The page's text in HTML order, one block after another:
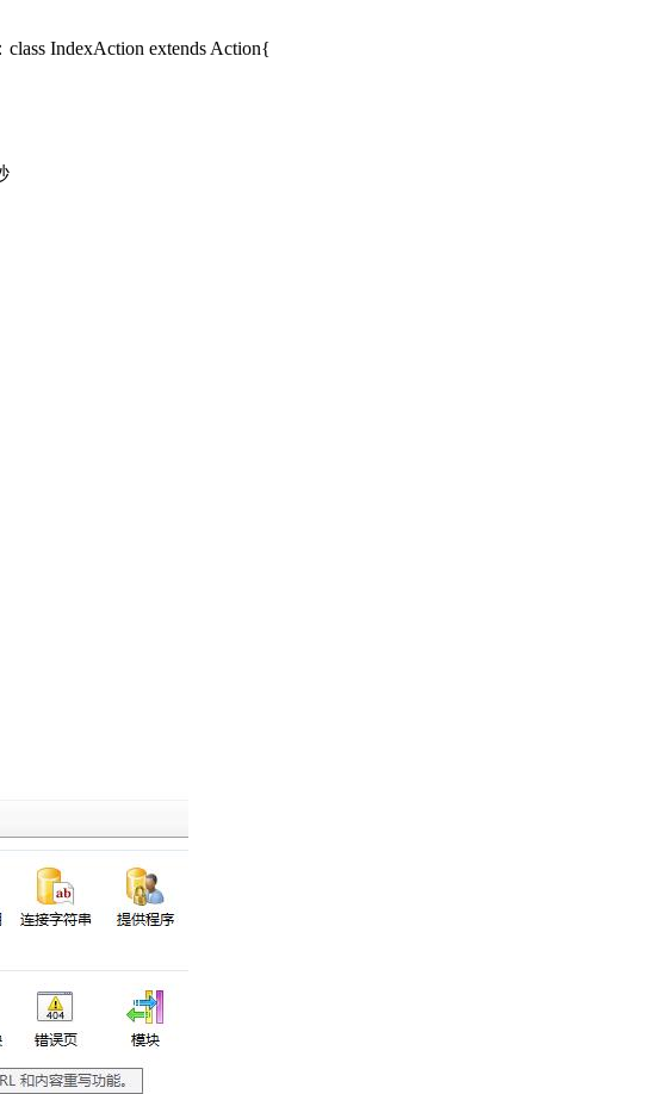
IndexAction extends Action{